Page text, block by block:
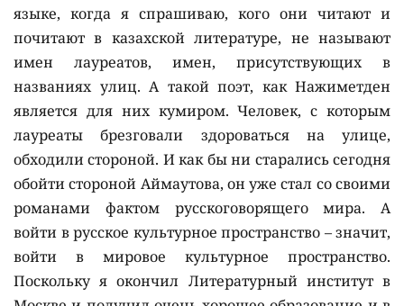
языке, когда я спрашиваю, кого они читают и
почитают в казахской литературе, не называют
имен лауреатов, имен, присутствующих в
названиях улиц. А такой поэт, как Нажиметден
является для них кумиром. Человек, с которым
лауреаты брезговали здороваться на улице,
обходили стороной. И как бы ни старались сегодня
обойти стороной Аймаутова, он уже стал со своими
романами фактом русскоговорящего мира. А
войти в русское культурное пространство – значит,
войти в мировое культурное пространство.
Поскольку я окончил Литературный институт в